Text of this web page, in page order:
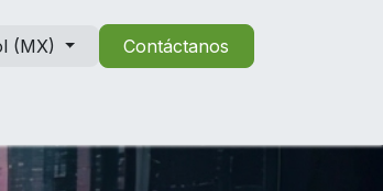
(MX) Contáctanos